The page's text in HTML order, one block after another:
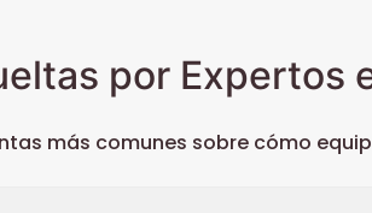
por Expertos
más comunes sobre cómo